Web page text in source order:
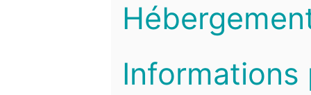
Informations